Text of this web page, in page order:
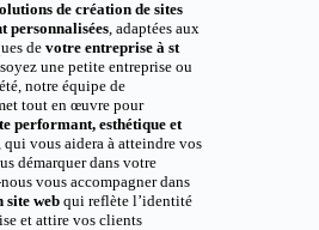
de création de sites
personnalisées, adaptées aux
devotre entreprise à st
une petite entreprise ou
notre équipe de
tout en œuvre pour
performant, esthétique et
qui vous aidera à atteindre vos
démarquer dans votre
vous accompagner dans
site webqui reflète l’identité
et attire vos clients